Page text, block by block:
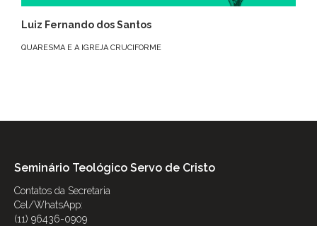
Luiz Fernando dos Santos
QUARESMA E A IGREJA CRUCIFORME
Seminário Teológico Servo de Cristo
Contatos da Secretaria
Cel/WhatsApp:
(11) 96436-0909